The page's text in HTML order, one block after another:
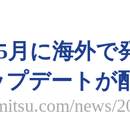
月に海外
デートが
news/